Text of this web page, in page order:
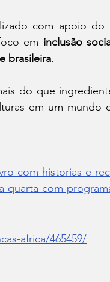
com apoio do
em inclusão
brasileira.
em um mundo
com-historias-e-
quarta-com-
africa/465459/